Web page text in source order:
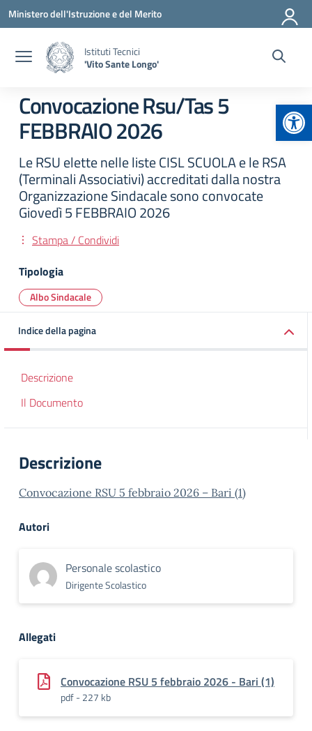
Vai ai contenuti
Vai al menu di navigazione
Vai al footer
Ministero dell'Istruzione e del Merito
Istituti Tecnici
'Vito Sante Longo'
Convocazione Rsu/Tas 5
FEBBRAIO 2026
Le RSU elette nelle liste CISL SCUOLA e le RSA
(Terminali Associativi) accreditati dalla nostra
Organizzazione Sindacale sono convocate
Giovedì 5 FEBBRAIO 2026
Stampa / Condividi
Tipologia
Albo Sindacale
Indice della pagina
Descrizione
Il Documento
Descrizione
Convocazione RSU 5 febbraio 2026 – Bari (1)
Autori
Personale scolastico
Dirigente Scolastico
Allegati
Convocazione RSU 5 febbraio 2026 - Bari (1)
pdf - 227 kb